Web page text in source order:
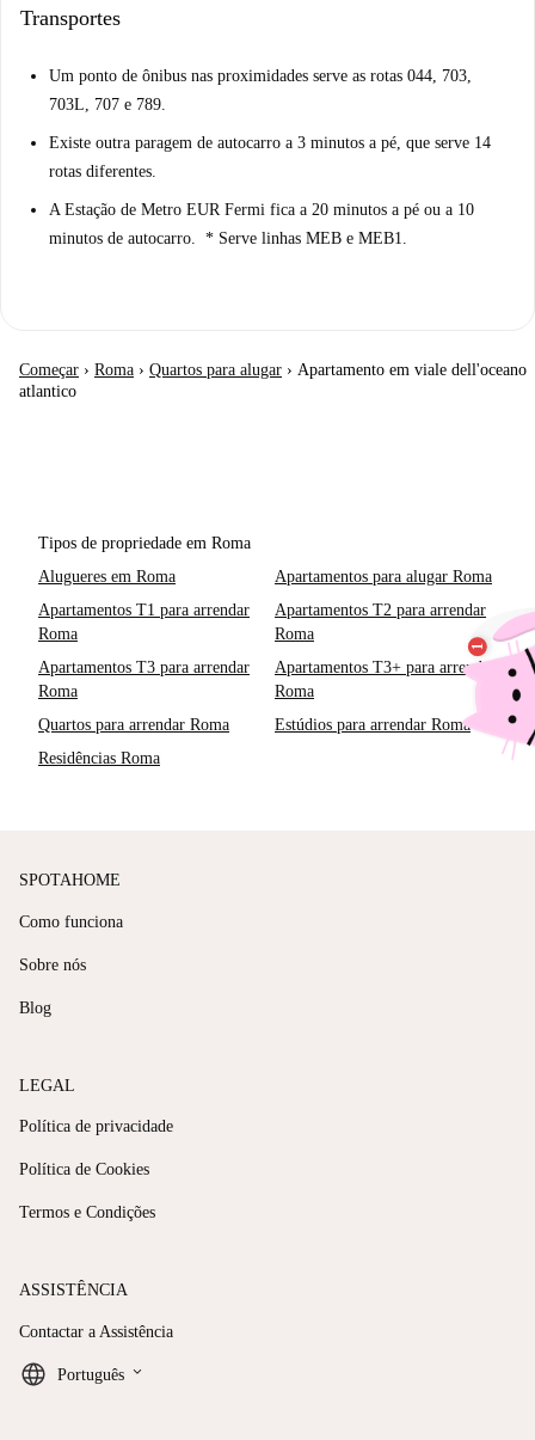
Transportes
Um ponto de ônibus nas proximidades serve as rotas 044, 703,
703L, 707 e 789.
Existe outra paragem de autocarro a 3 minutos a pé, que serve 14
rotas diferentes.
A Estação de Metro EUR Fermi fica a 20 minutos a pé ou a 10
minutos de autocarro. * Serve linhas MEB e MEB1.
Começar › Roma › Quartos para alugar › Apartamento em viale dell'oceano
atlantico
Tipos de propriedade em Roma
Alugueres em Roma
Apartamentos para alugar Roma
Apartamentos T1 para arrendar
Roma
Apartamentos T2 para arrendar
Roma
Apartamentos T3 para arrendar
Roma
Apartamentos T3+ para arrendar
Roma
Quartos para arrendar Roma
Estúdios para arrendar Roma
Residências Roma
SPOTAHOME
Como funciona
Sobre nós
Blog
LEGAL
Política de privacidade
Política de Cookies
Termos e Condições
ASSISTÊNCIA
Contactar a Assistência
Português keyboard_arrow_down